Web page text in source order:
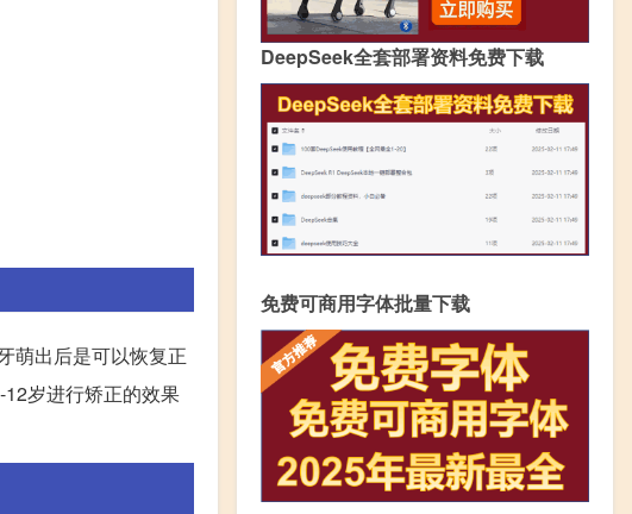
萌出后是可以恢复正
岁进行矫正的效果
DeepSeek全套部署资料免费下载
免费可商用字体批量下载